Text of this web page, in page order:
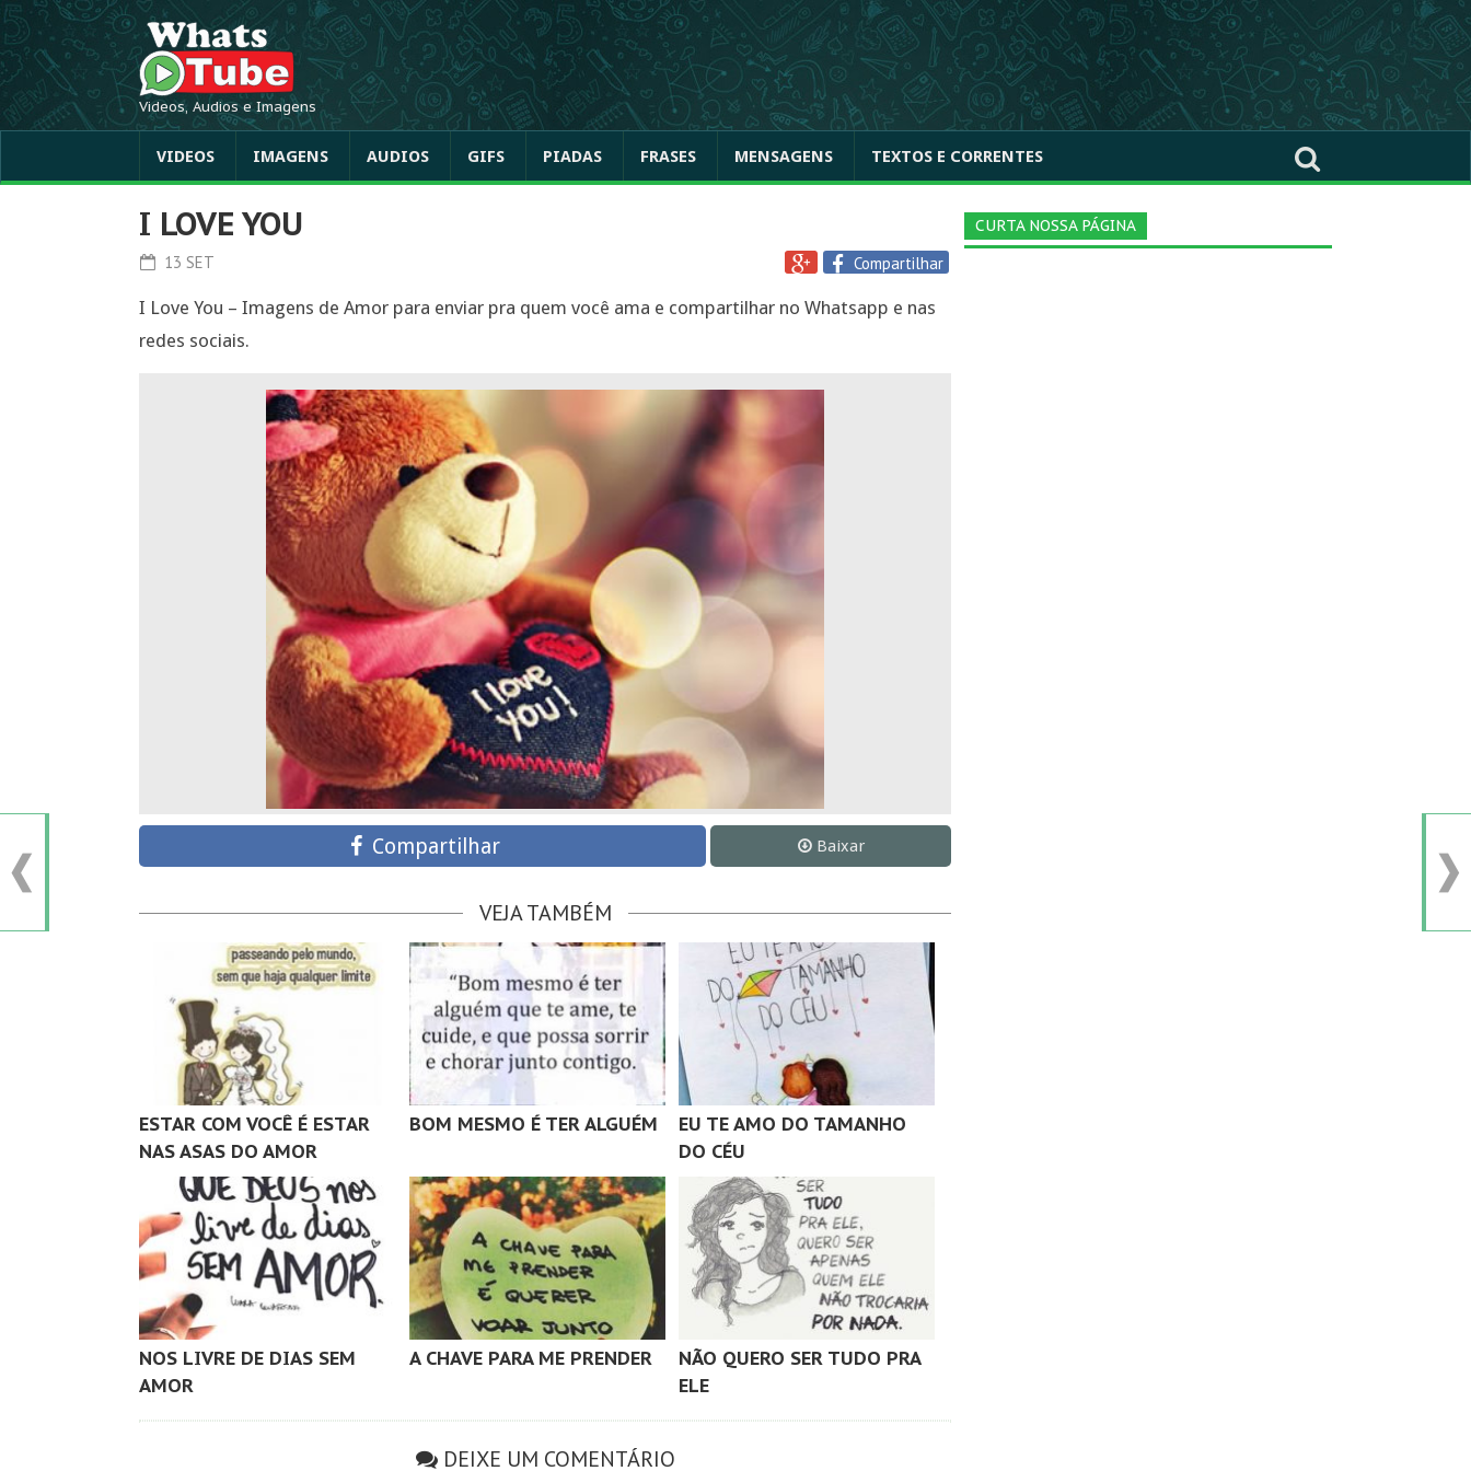
Videos, Audios e Imagens
VIDEOS IMAGENS AUDIOS GIFS PIADAS FRASES MENSAGENS TEXTOS E CORRENTES
I LOVE YOU
13 SET Compartilhar
I Love You – Imagens de Amor para enviar pra quem você ama e compartilhar no Whatsapp e nas
redes sociais.
Compartilhar Baixar
VEJA TAMBÉM
ESTAR COM VOCÊ É ESTAR
NAS ASAS DO AMOR
BOM MESMO É TER ALGUÉM
EU TE AMO DO TAMANHO
DO CÉU
NOS LIVRE DE DIAS SEM
AMOR
A CHAVE PARA ME PRENDER
NÃO QUERO SER TUDO PRA
ELE
DEIXE UM COMENTÁRIO
CURTA NOSSA PÁGINA